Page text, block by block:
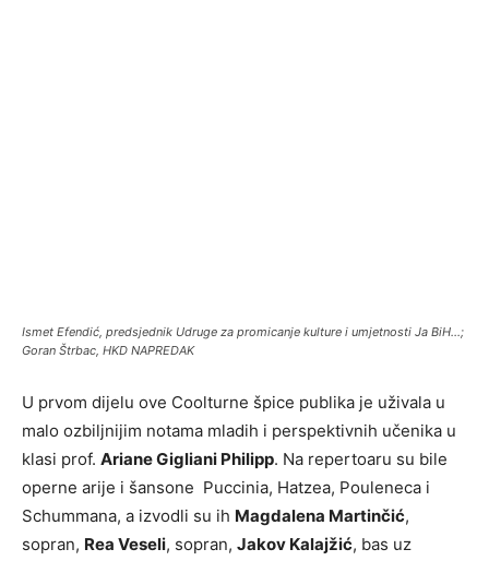
Ismet Efendić, predsjednik Udruge za promicanje kulture i umjetnosti Ja BiH…;
Goran Štrbac, HKD NAPREDAK
U prvom dijelu ove Coolturne špice publika je uživala u
malo ozbiljnijim notama mladih i perspektivnih učenika u
klasi prof. Ariane Gigliani Philipp. Na repertoaru su bile
operne arije i šansone Puccinia, Hatzea, Pouleneca i
Schummana, a izvodli su ih Magdalena Martinčić,
sopran, Rea Veseli, sopran, Jakov Kalajžić, bas uz